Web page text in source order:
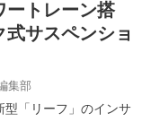
ートレーン搭
サスペンショ
集部
「リーフ」のインサ